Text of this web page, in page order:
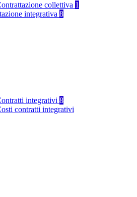
collettiva 1
integrativa 8
integrativi 8
contratti integrativi